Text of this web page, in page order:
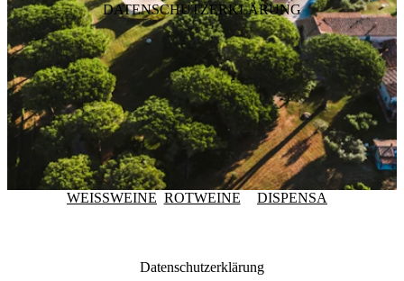
DATENSCHUTZERKLÄRUNG
WEISSWEINE ROTWEINE DISPENSA
Datenschutzerklärung